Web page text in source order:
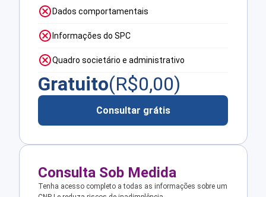
Dados comportamentais
Informações do SPC
Quadro societário e administrativo
Gratuito(R$0,00)
Consultar grátis
Consulta Sob Medida
Tenha acesso completo a todas as informações sobre um